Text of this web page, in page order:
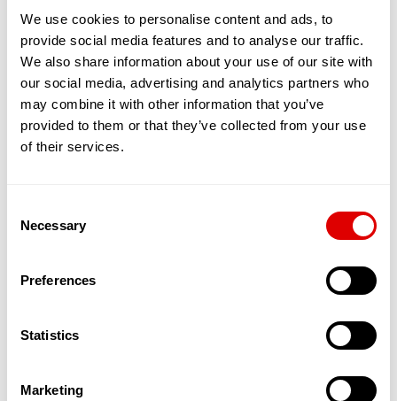
We use cookies to personalise content and ads, to
provide social media features and to analyse our traffic.
We also share information about your use of our site with
our social media, advertising and analytics partners who
may combine it with other information that you’ve
provided to them or that they’ve collected from your use
of their services.
Selection
Necessary
Preferences
Statistics
Marketing
USLD (Unités de Soins Longue Durée)
Les EHPAD qui disposent d’unité d’accueil
de jour ou de nuit.
Les EHPAD dits petites unité de vie (PUV)
sont des alternatives à l’EHPAD que du fait de
leur petite capacité et du statut des
intervenants soignants. Elles ne comptent
kitchenettes. Le personnel soignant, à la
différence des EHPAD classiques, peut être soit
soit libéral auquel cas le résident fait appel à ses
SSIAD ou SPASAD).
étaient en
réalité les EHPAD implantés en milieu rural ou